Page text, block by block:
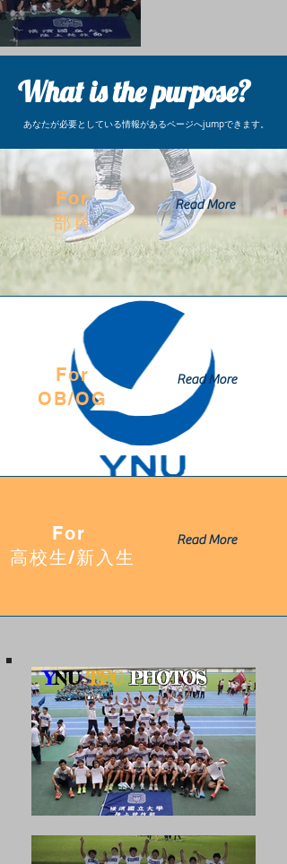
What is the purpose?
​あなたが必要としている情報があるページへjumpできます。
Read More
For
部員
For
OB/OG
Read More
For
​高校生/新入生
Read More
YNU TFC PHOTOS